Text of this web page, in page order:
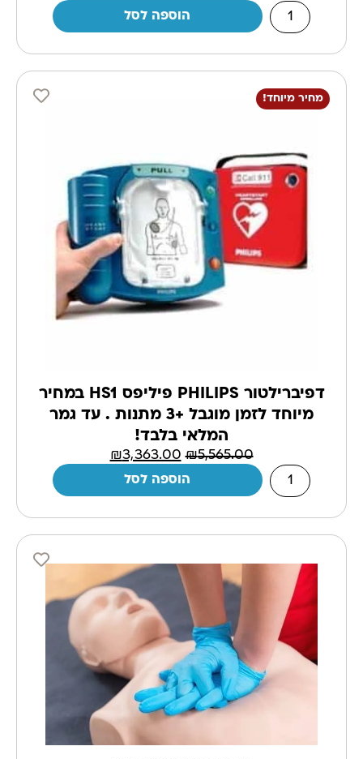
הוספה לסל
מחיר מיוחד!
דפיברילטור PHILIPS פיליפס HS1 במחיר
מיוחד לזמן מוגבל +3 מתנות . עד גמר
המלאי בלבד!
₪5,565.00
₪3,363.00
הוספה לסל